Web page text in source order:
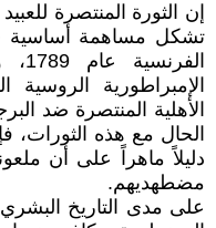
تشكل مساهمة أساسية
الأهلية المنتصرة ضد
الحال مع هذه الثورات،
دليلاً ماهراً على أن
مضطهديهم.
على مدى التاريخ